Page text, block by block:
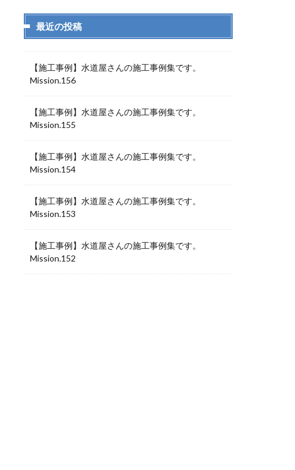
最近の投稿
【施工事例】水道屋さんの施工事例集です。
Mission.156
【施工事例】水道屋さんの施工事例集です。
Mission.155
【施工事例】水道屋さんの施工事例集です。
Mission.154
【施工事例】水道屋さんの施工事例集です。
Mission.153
【施工事例】水道屋さんの施工事例集です。
Mission.152